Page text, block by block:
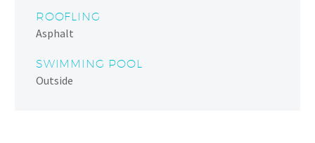
ROOFLING
Asphalt
SWIMMING POOL
Outside